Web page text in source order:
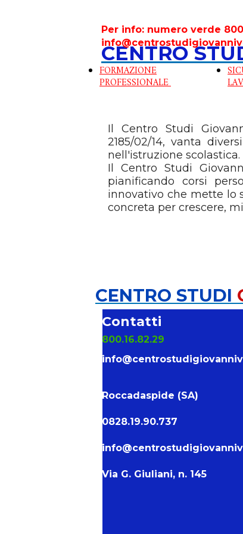
CENTRO STUDI
Per info: numero verde
CENTRO
Contatti
800.16.82.29
FORMAZIONE
PROFESSIONALE
Roccadaspide (SA)
0828.19.90.737
Via G. Giuliani, n. 145
Il Centro Studi
2185/02/14, vanta
nell'istruzione scolastica.
Il Centro Studi
pianificando corsi
innovativo che mette lo
concreta per crescere,